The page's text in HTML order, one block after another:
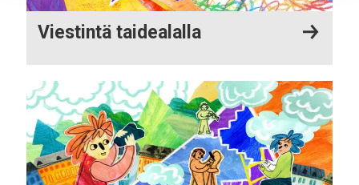
Viestintä taidealalla